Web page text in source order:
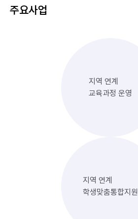
주요사업
지역 연계
교육과정 운영
지역 연계
학생맞춤통합지원